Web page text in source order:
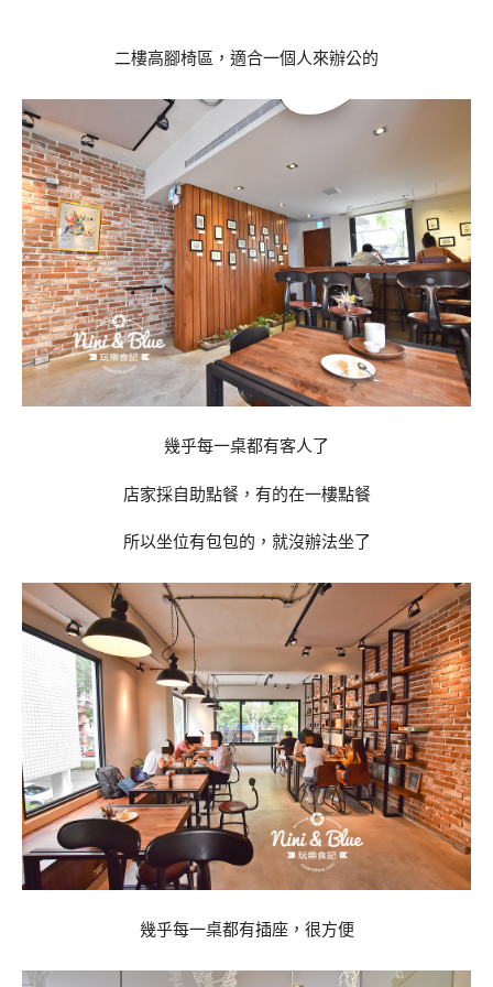
二樓高腳椅區，適合一個人來辦公的
幾乎每一桌都有客人了
店家採自助點餐，有的在一樓點餐
所以坐位有包包的，就沒辦法坐了
幾乎每一桌都有插座，很方便